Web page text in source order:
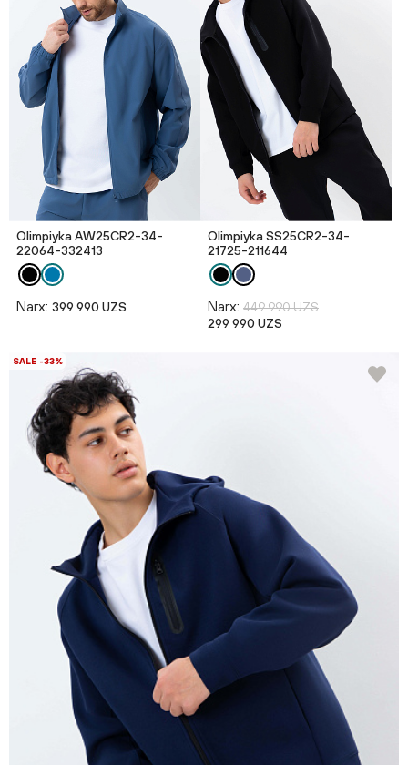
Olimpiyka AW25CR2-34-
22064-332413
Narx: 399 990 UZS
Olimpiyka SS25CR2-34-
21725-211644
Narx: 449 990 UZS
299 990 UZS
SALE -33%